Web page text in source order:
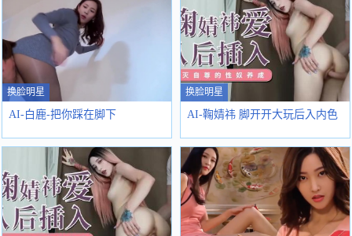
换脸明星
AI-白鹿-把你踩在脚下
换脸明星
AI-鞠婧祎 脚开开大玩后入内色